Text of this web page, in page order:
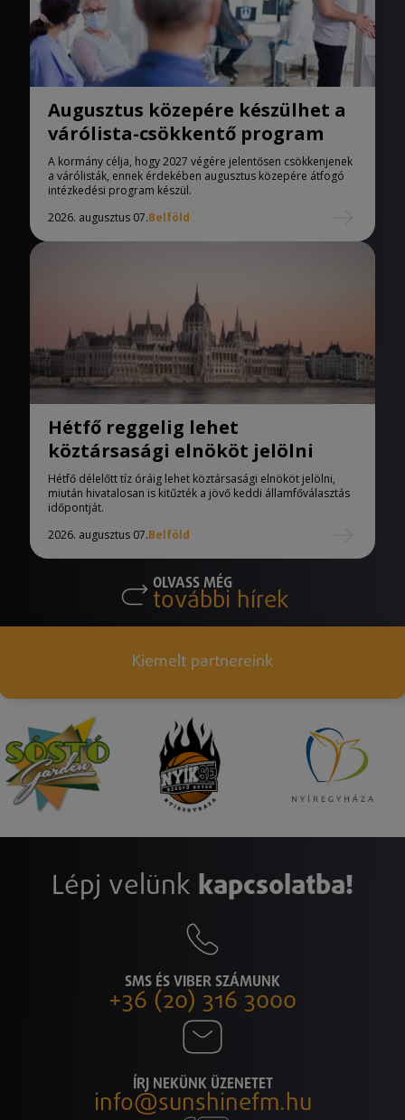
Augusztus közepére készülhet a
várólista-csökkentő program
A kormány célja, hogy 2027 végére jelentősen csökkenjenek
a várólisták, ennek érdekében augusztus közepére átfogó
intézkedési program készül.
2026. augusztus 07.Belföld
Hétfő reggelig lehet
köztársasági elnököt jelölni
Hétfő délelőtt tíz óráig lehet köztársasági elnököt jelölni,
miután hivatalosan is kitűzték a jövő keddi államfőválasztás
időpontját.
2026. augusztus 07.Belföld
OLVASS MÉG
további hírek
Kiemelt partnereink
Lépj velünk kapcsolatba!
SMS ÉS VIBER SZÁMUNK
+36 (20) 316 3000
ÍRJ NEKÜNK ÜZENETET
info@sunshinefm.hu